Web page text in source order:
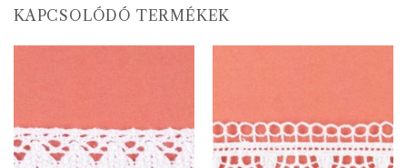
KAPCSOLÓDÓ TERMÉKEK